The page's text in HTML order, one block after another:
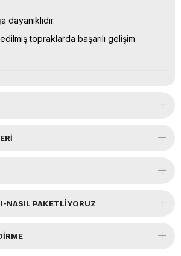
dayanıklıdır.
topraklarda başarılı gelişim
NASIL PAKETLİYORUZ